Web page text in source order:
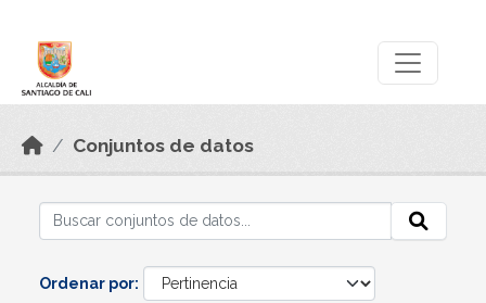
Conjuntos de datos
Ordenar por